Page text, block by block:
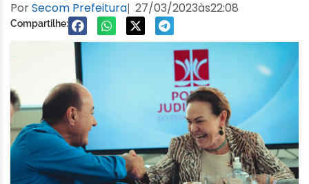
PorSecom Prefeitura| 27/03/2023às22:08
Compartilhe: